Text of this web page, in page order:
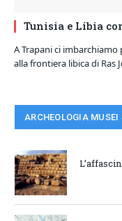
Tunisia e Libia
A Trapani ci
alla frontiera libica di Ras
ARCHEOLOGIA